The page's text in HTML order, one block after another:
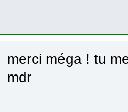
merci méga ! tu
mdr